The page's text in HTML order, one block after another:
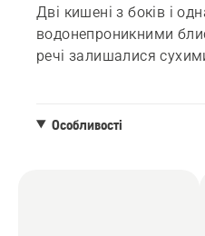
Дві кишені з боків і
водонепроникними
речі залишалися
Особливості